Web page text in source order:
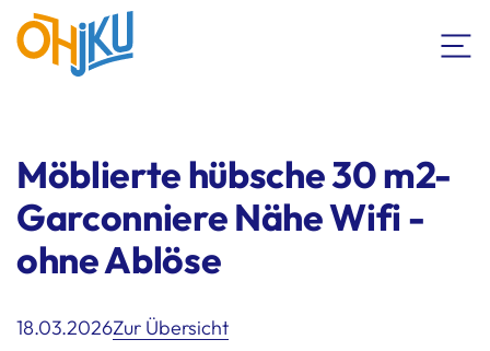
Möblierte hübsche 30 m2-
Garconniere Nähe Wifi -
ohne Ablöse
18.03.2026Zur Übersicht